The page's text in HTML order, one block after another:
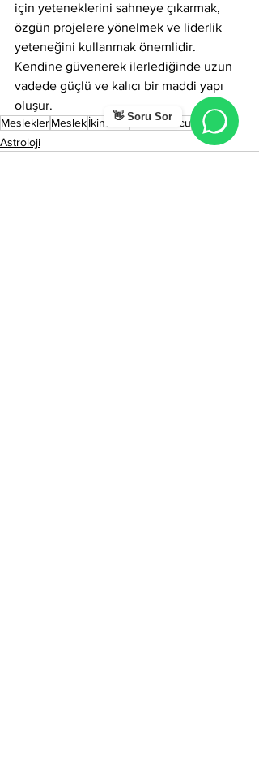
👋 Soru Sor
için yeteneklerini sahneye çıkarmak,
özgün projelere yönelmek ve liderlik
yeteneğini kullanmak önemlidir.
Kendine güvenerek ilerlediğinde uzun
vadede güçlü ve kalıcı bir maddi yapı
oluşur.
MesleklerMeslekİkinci EvAslan Burcu
Astroloji